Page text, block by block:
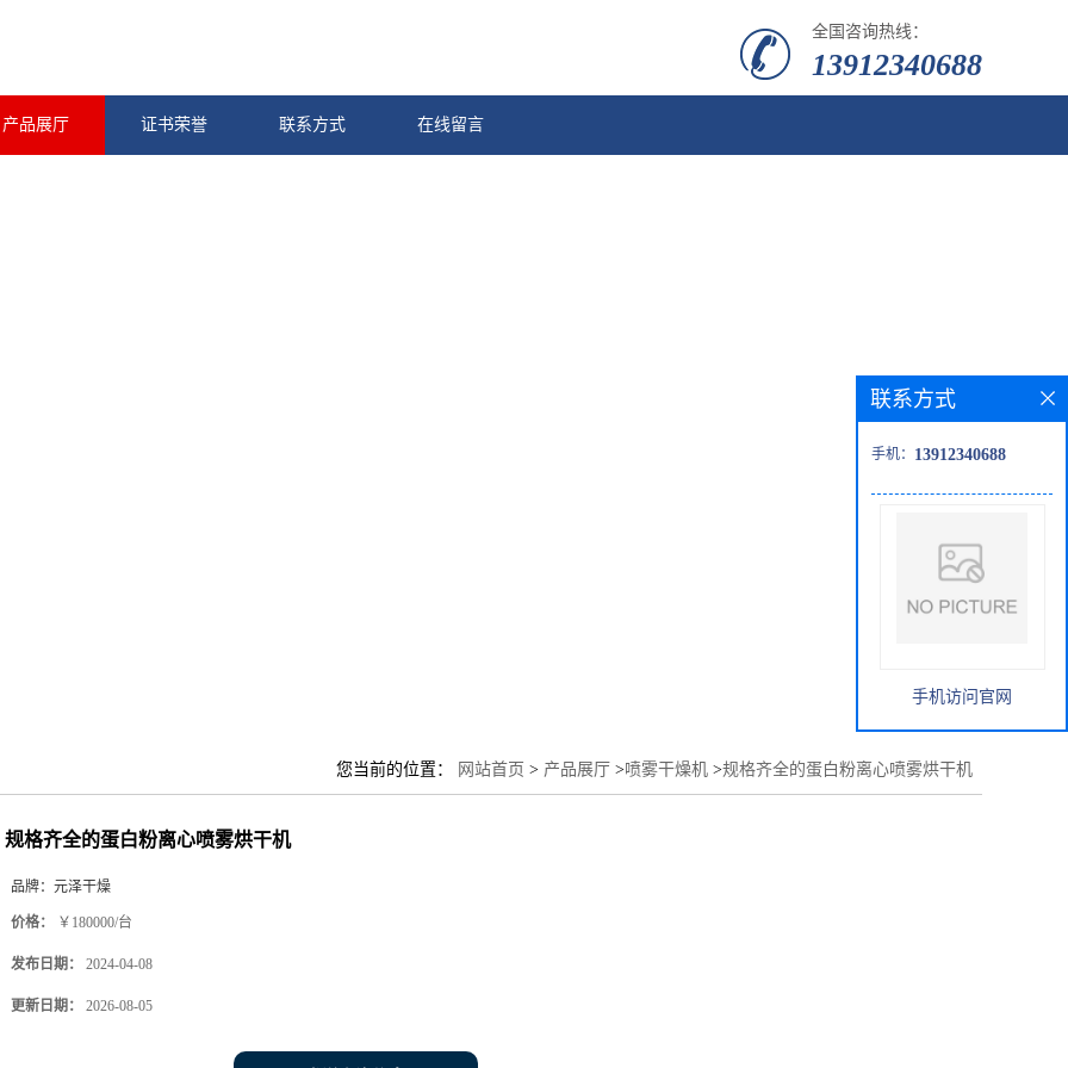
全国咨询热线：
13912340688
产品展厅 证书荣誉 联系方式 在线留言
您当前的位置： 网站首页 > 产品展厅 >喷雾干燥机 >规格齐全的蛋白粉离心喷雾烘干机
规格齐全的蛋白粉离心喷雾烘干机
品牌： 元泽干燥
价格： ￥180000/台
发布日期： 2024-04-08
更新日期： 2026-08-05
联系方式
手机： 13912340688
手机访问官网